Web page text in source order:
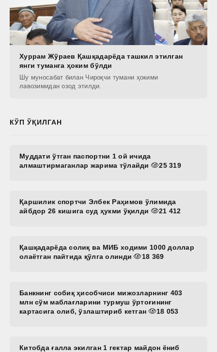
Хуррам Жўраев Қашқадарёда ташкил этилган
янги туманга ҳоким бўлди
Шу муносабат билан Чироқчи тумани ҳокими
лавозимидан озод этилди.
КЎП ЎҚИЛГАН
Муддати ўтган паспортни 1 ой ичида
алмаштирмаганлар жарима тўлайди
25 319
Қаршилик спортчи Элбек Раҳимов ўлимида
айбдор 26 кишига суд ҳукми ўқилди
21 412
Қашқадарёда солиқ ва МИБ ходими 1000 доллар
олаётган пайтида қўлга олинди
18 369
Банкнинг собиқ ҳисобчиси мижозларнинг 403
млн сўм маблағларини турмуш ўртоғининг
картасига олиб, ўзлаштириб кетган
18 053
Китобда ғалла экилган 1 гектар майдон ёниб